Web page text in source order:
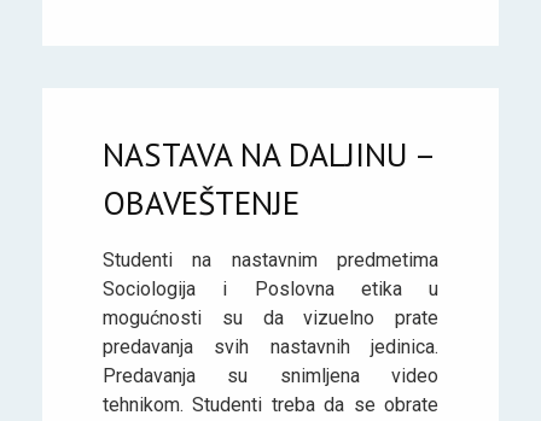
NASTAVA NA DALJINU –
OBAVEŠTENJE
Studenti na nastavnim predmetima
Sociologija i Poslovna etika u
mogućnosti su da vizuelno prate
predavanja svih nastavnih jedinica.
Predavanja su snimljena video
tehnikom. Studenti treba da se obrate